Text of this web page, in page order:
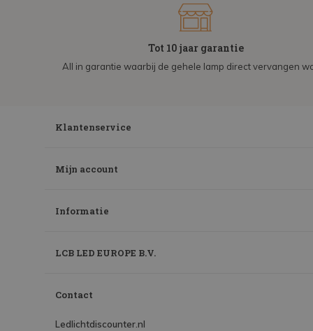
Tot 10 jaar garantie
All in garantie waarbij de gehele lamp direct vervangen
Klantenservice
Mijn account
Informatie
LCB LED EUROPE B.V.
Contact
Ledlichtdiscounter.nl